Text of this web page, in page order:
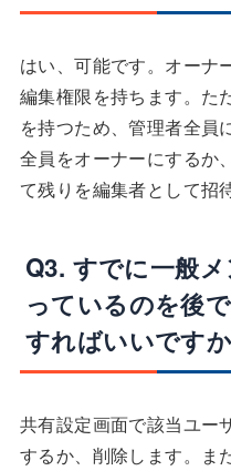
はい、可能です。オーナ
編集権限を持ちます。た
を持つため、管理者全員
全員をオーナーにするか
て残りを編集者として招
Q3. すでに一般
っているのを後
すればいいです
共有設定画面で該当ユー
するか、削除します。ま